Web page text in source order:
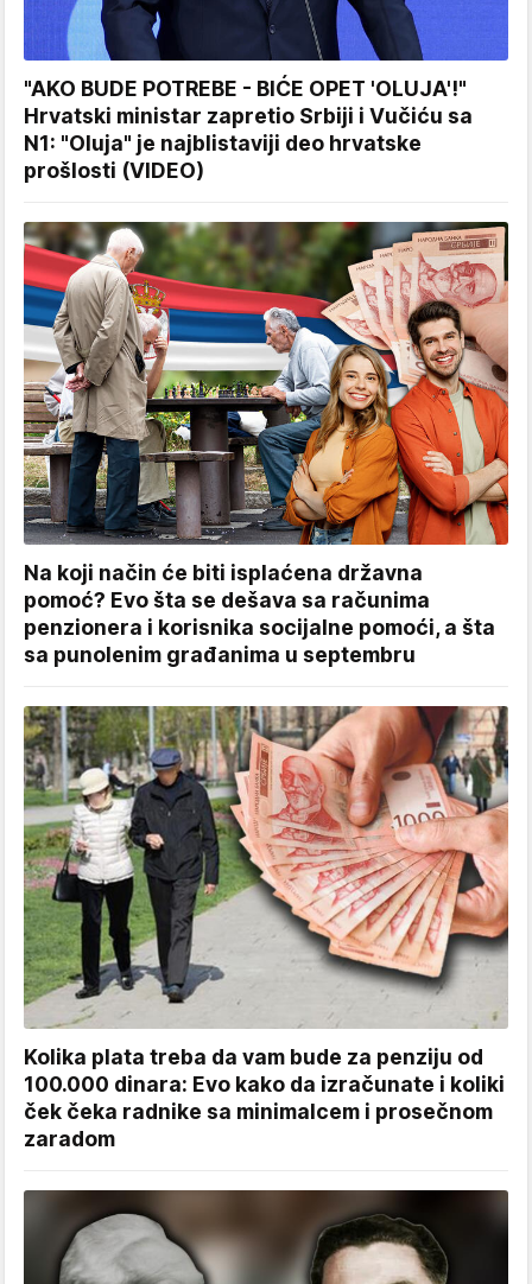
"AKO BUDE POTREBE - BIĆE OPET 'OLUJA'!"
Hrvatski ministar zapretio Srbiji i Vučiću sa
N1: "Oluja" je najblistaviji deo hrvatske
prošlosti (VIDEO)
Na koji način će biti isplaćena državna
pomoć? Evo šta se dešava sa računima
penzionera i korisnika socijalne pomoći, a šta
sa punolenim građanima u septembru
Kolika plata treba da vam bude za penziju od
100.000 dinara: Evo kako da izračunate i koliki
ček čeka radnike sa minimalcem i prosečnom
zaradom